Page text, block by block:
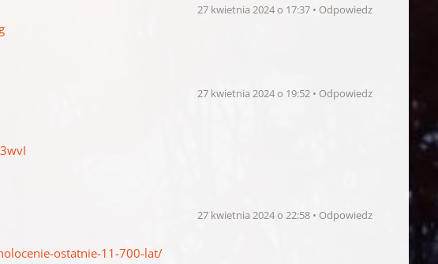
27 kwietnia 2024 o 17:37 Odpowiedz
27 kwietnia 2024 o 19:52 Odpowiedz
27 kwietnia 2024 o 22:58 Odpowiedz
ostatnie-11-700-lat/